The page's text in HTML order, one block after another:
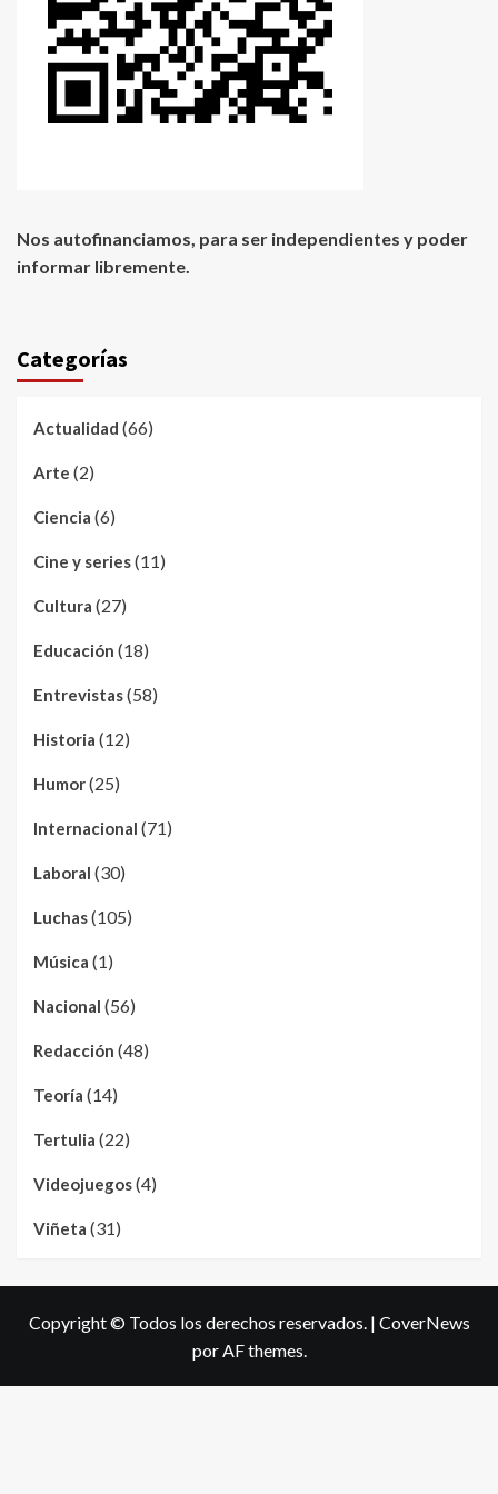
Nos autofinanciamos, para ser independientes y poder
informar libremente.
Categorías
Actualidad (66)
Arte (2)
Ciencia (6)
Cine y series(11)
Cultura (27)
Educación (18)
Entrevistas(58)
Historia (12)
Humor(25)
Internacional (71)
Laboral (30)
Luchas(105)
Música (1)
Nacional (56)
Redacción (48)
Teoría (14)
Tertulia (22)
Videojuegos(4)
Viñeta (31)
Copyright © Todos los derechos reservados. | CoverNews
por AF themes.